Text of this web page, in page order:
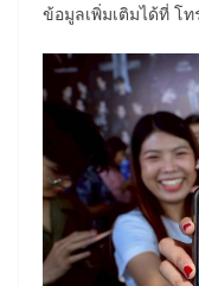
ข้อมูลเพิ่มเติมได้ที่ โท